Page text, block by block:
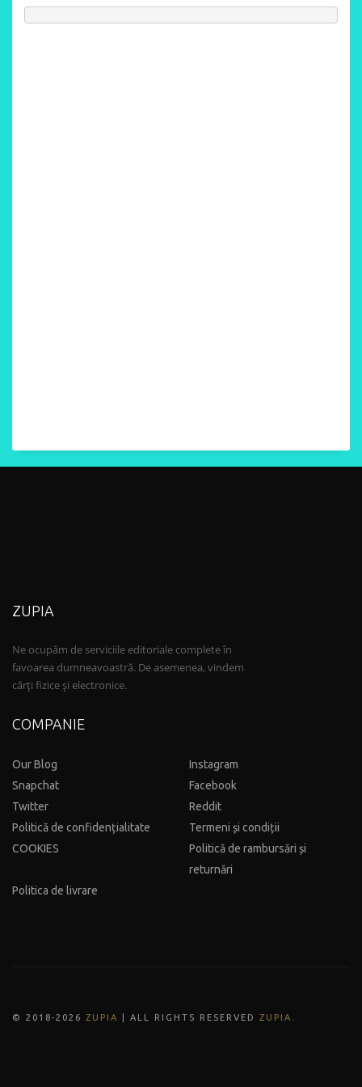
ZUPIA
Ne ocupăm de serviciile editoriale complete în
favoarea dumneavoastră. De asemenea, vindem
cărți fizice și electronice.
COMPANIE
Our Blog
Instagram
Snapchat
Facebook
Twitter
Reddit
Politică de confidențialitate
Termeni și condiții
COOKIES
Politică de rambursări și
returnări
Politica de livrare
© 2018-202 6 ZUPIA | ALL RIGHTS RESERVED ZUPIA .